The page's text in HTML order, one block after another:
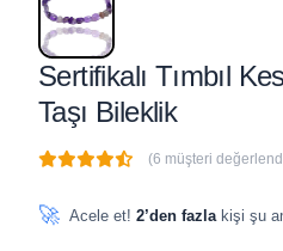
Sertifikalı Tımbıl
Taşı Bileklik
(6 müşteri
🚀 Acele et! 2’den fazla kişi şu